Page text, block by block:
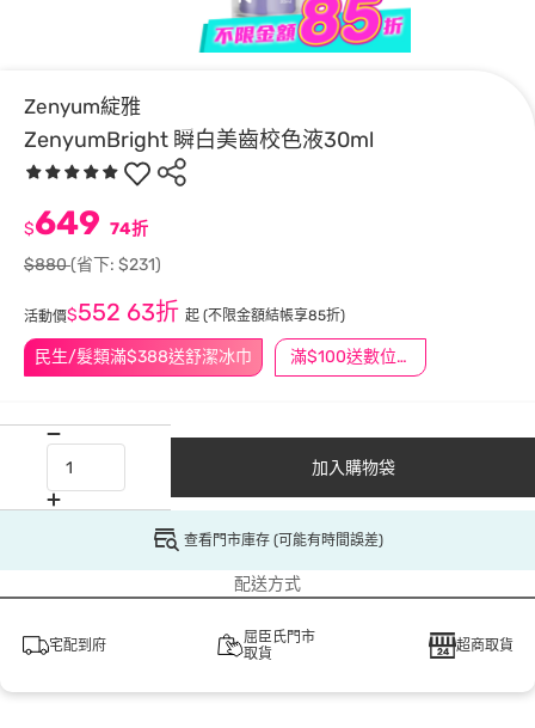
Zenyum綻雅
ZenyumBright 瞬白美齒校色液30ml
民生/髮類滿$388送舒潔冰巾 滿$100送數位印花
$649 74折
$880(省下: $231)
活動價$552 63折 起 (不限金額結帳享85折)
加入購物袋
查看門市庫存 (可能有時間誤差)
配送方式
宅配到府
屈臣氏門市
取貨
超商取貨